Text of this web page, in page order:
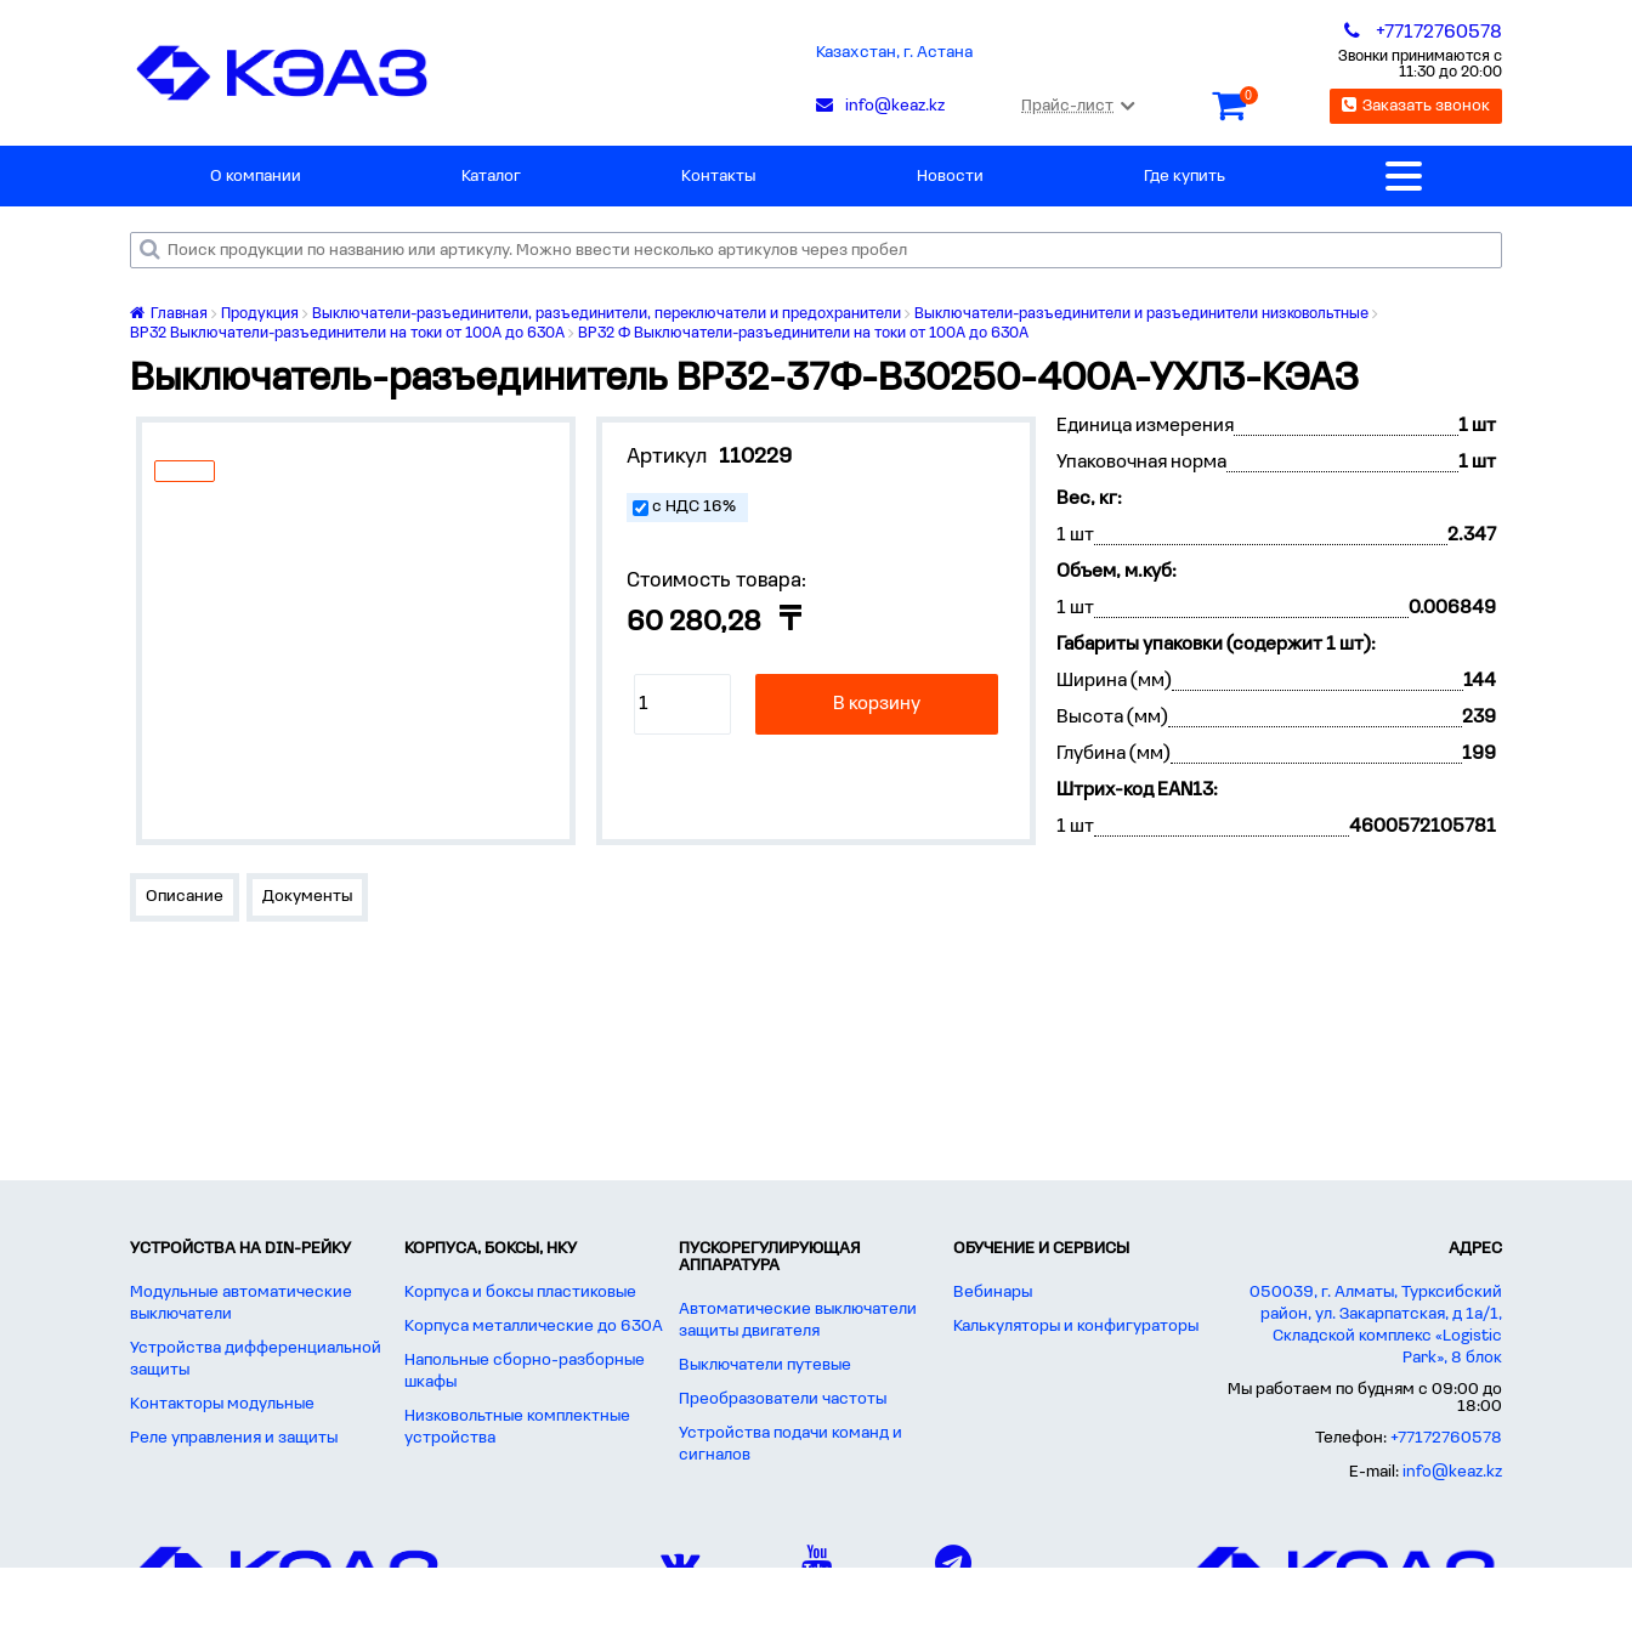
Казахстан, г. Астана
+77172760578
Звонки принимаются с
11:30 до 20:00
info@keaz.kz Прайс-лист
0
Заказать звонок
О компании Каталог Контакты Новости Где купить
Главная Продукция Выключатели-разъединители, разъединители, переключатели и предохранители
Выключатели-разъединители и разъединители низковольтные
ВР32 Выключатели-разъединители на токи от 100А до 630А
ВР32 Ф Выключатели-разъединители на токи от 100А до 630А
Выключатель-разъединитель ВР32-37Ф-В30250-400А-УХЛ3-КЭАЗ
Артикул 110229
с НДС 16%
Стоимость товара:
60 280,28
В корзину
Единица измерения
1 шт
Упаковочная норма
1 шт
Вес, кг:
1 шт
2.347
Объем, м.куб:
1 шт
0.006849
Габариты упаковки (содержит 1 шт):
Ширина (мм)
144
Высота (мм)
239
Глубина (мм)
199
Штрих-код EAN13:
1 шт
4600572105781
Описание Документы
УСТРОЙСТВА НА DIN-РЕЙКУ
Модульные автоматические
выключатели
Устройства дифференциальной
защиты
Контакторы модульные
Реле управления и защиты
КОРПУСА, БОКСЫ, НКУ
Корпуса и боксы пластиковые
Корпуса металлические до 630А
Напольные сборно-разборные
шкафы
Низковольтные комплектные
устройства
ПУСКОРЕГУЛИРУЮЩАЯ
АППАРАТУРА
Автоматические выключатели
защиты двигателя
Выключатели путевые
Преобразователи частоты
Устройства подачи команд и
сигналов
ОБУЧЕНИЕ И СЕРВИСЫ
Вебинары
Калькуляторы и конфигураторы
АДРЕС
050039, г. Алматы, Турксибский
район, ул. Закарпатская, д 1а/1,
Складской комплекс «Logistic
Park», 8 блок
Мы работаем по будням с 09:00 до
18:00
Телефон: +77172760578
E-mail: info@keaz.kz